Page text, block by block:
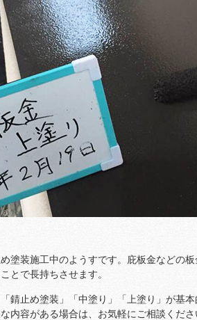
塗装施工中のようすです。庇板金などの
とで長持ちさせます。
錆止め塗装」「中塗り」「上塗り」が基本
内容がある場合は、お気軽にご相談くださ